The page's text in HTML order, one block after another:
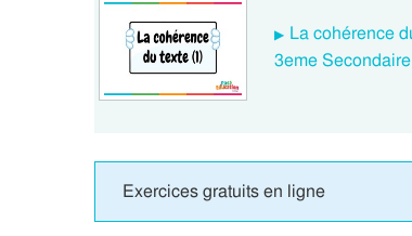
La cohérence
3eme Secondaire
Exercices gratuits en ligne